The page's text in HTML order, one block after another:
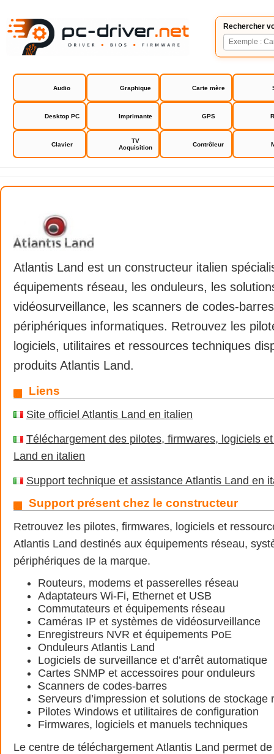
Rechercher
Audio Graphique Carte mère
Desktop PC Imprimante GPS
Clavier
TV
Acquisition
Contrôleur
Atlantis Land
Atlantis Land est un constructeur italien
équipements réseau, les onduleurs, les
vidéosurveillance, les scanners de codes-
périphériques informatiques. Retrouvez les
logiciels, utilitaires et ressources techniques
produits Atlantis Land.
Liens
Site officiel Atlantis Land en italien
Téléchargement des pilotes, firmwares, logiciels
Land en italien
Support technique et assistance Atlantis Land en
Support présent chez le constructeur
Retrouvez les pilotes, firmwares, logiciels et
Atlantis Land destinés aux équipements réseau,
périphériques de la marque.
Routeurs, modems et passerelles réseau
Adaptateurs Wi-Fi, Ethernet et USB
Commutateurs et équipements réseau
Caméras IP et systèmes de vidéosurveillance
Enregistreurs NVR et équipements PoE
Onduleurs Atlantis Land
Logiciels de surveillance et d’arrêt automatique
Cartes SNMP et accessoires pour onduleurs
Scanners de codes-barres
Serveurs d’impression et solutions de stockage
Pilotes Windows et utilitaires de configuration
Firmwares, logiciels et manuels techniques
Le centre de téléchargement Atlantis Land permet